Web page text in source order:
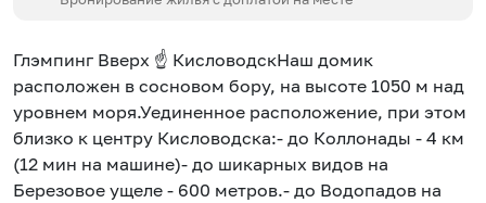
Глэмпинг Вверх ☝️ КисловодскНаш домик
расположен в сосновом бору, на высоте 1050 м над
уровнем моря.Уединенное расположение, при этом
близко к центру Кисловодска:- до Коллонады - 4 км
(12 мин на машине)- до шикарных видов на
Березовое ущеле - 600 метров.- до Водопадов на